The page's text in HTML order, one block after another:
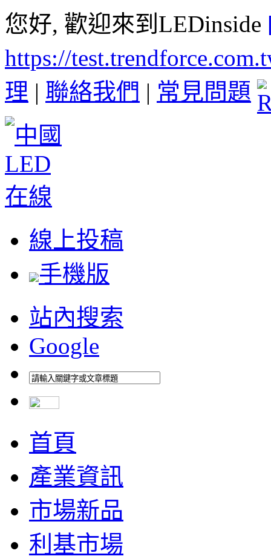
您好, 歡迎來到LEDinside
https://
理 | 聯絡我們 | 常見問題
線上投稿
手機版
站內搜索
Google
首頁
產業資訊
市場新品
利基市場